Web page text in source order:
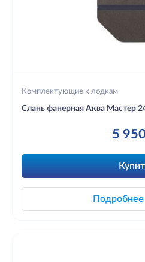
Комплектующие к лодкам
Слань фанерная Аква Мастер
5
Подробнее